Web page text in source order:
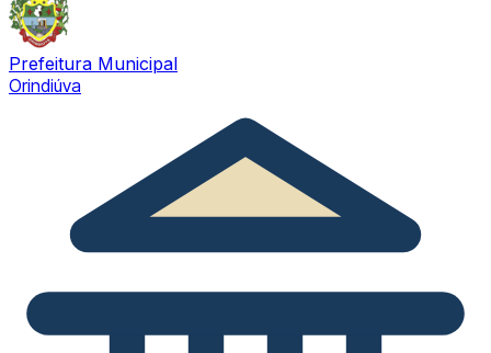
Prefeitura Municipal
Orindiúva